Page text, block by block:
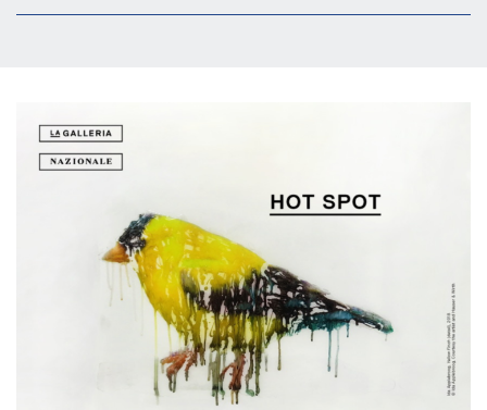
Justicia y Seguridad
EL PAcCTO
EUROFRONT
COPOLAD III
AL-INVEST Verde